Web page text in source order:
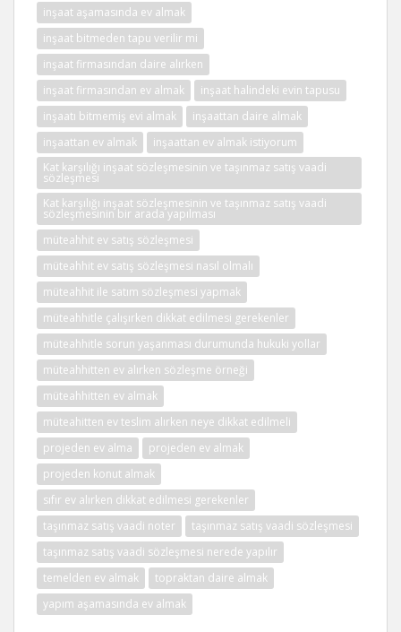
inşaat aşamasında ev almak
inşaat bitmeden tapu verilir mi
inşaat firmasından daire alırken
inşaat firmasından ev almak
inşaat halindeki evin tapusu
inşaatı bitmemiş evi almak
inşaattan daire almak
inşaattan ev almak
inşaattan ev almak istiyorum
Kat karşılığı inşaat sözleşmesinin ve taşınmaz satış vaadi
sözleşmesi
Kat karşılığı inşaat sözleşmesinin ve taşınmaz satış vaadi
sözleşmesinin bir arada yapılması
müteahhit ev satış sözleşmesi
müteahhit ev satış sözleşmesi nasıl olmalı
müteahhit ile satım sözleşmesi yapmak
müteahhitle çalışırken dikkat edilmesi gerekenler
müteahhitle sorun yaşanması durumunda hukuki yollar
müteahhitten ev alırken sözleşme örneği
müteahhitten ev almak
müteahitten ev teslim alırken neye dikkat edilmeli
projeden ev alma
projeden ev almak
projeden konut almak
sıfır ev alırken dikkat edilmesi gerekenler
taşınmaz satış vaadi noter
taşınmaz satış vaadi sözleşmesi
taşınmaz satış vaadi sözleşmesi nerede yapılır
temelden ev almak
topraktan daire almak
yapım aşamasında ev almak